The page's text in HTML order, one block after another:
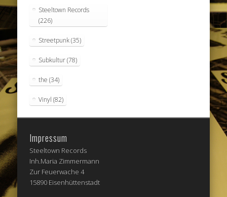
Steeltown Records
(226)
Streetpunk(35)
Subkultur(78)
the (34)
Vinyl (82)
Impressum
Steeltown Records
Inh.Maria Zimmermann
Zur Feuerwache 4
15890 Eisenhüttenstadt